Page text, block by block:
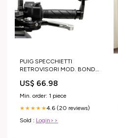
PUIG SPECCHIETTI
RETROVISORI MOD. BOND
Versione:Destro/Sinistro -
Alluminio
US$ 66.98
Min. order: 1 piece
★★★★★4.6 (20 reviews)
Sold : Login>>